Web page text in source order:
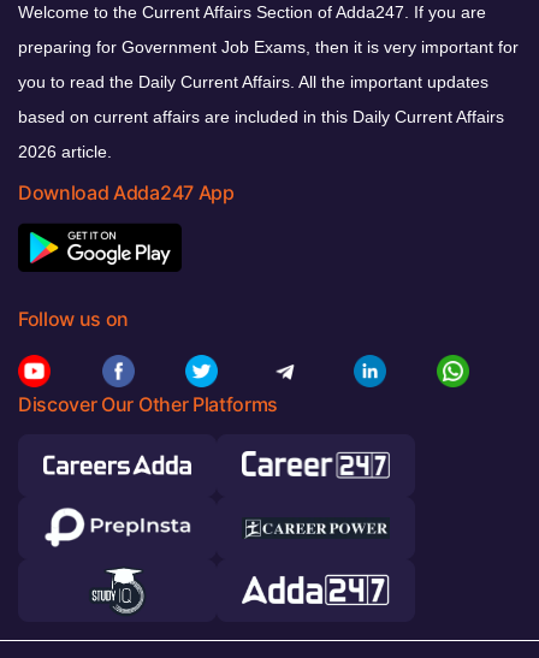
Welcome to the Current Affairs Section of Adda247. If you are
preparing for Government Job Exams, then it is very important for
you to read the Daily Current Affairs. All the important updates
based on current affairs are included in this Daily Current Affairs
2026 article.
Download Adda247 App
Follow us on
Discover Our Other Platforms